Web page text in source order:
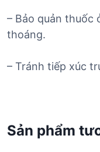
– Bảo quản thuốc
thoáng.
– Tránh tiếp xúc
Sản phẩm